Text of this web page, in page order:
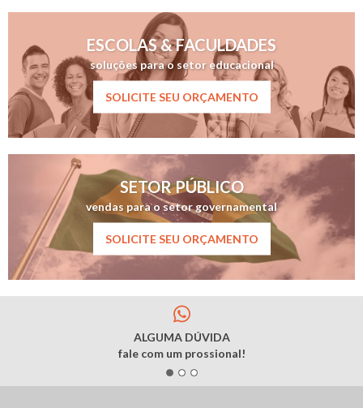
ESCOLAS & FACULDADES
soluções para o setor educacional
SOLICITE SEU ORÇAMENTO
SETOR PÚBLICO
vendas para o setor governamental
SOLICITE SEU ORÇAMENTO
ALGUMA DÚVIDA
fale com um prossional!